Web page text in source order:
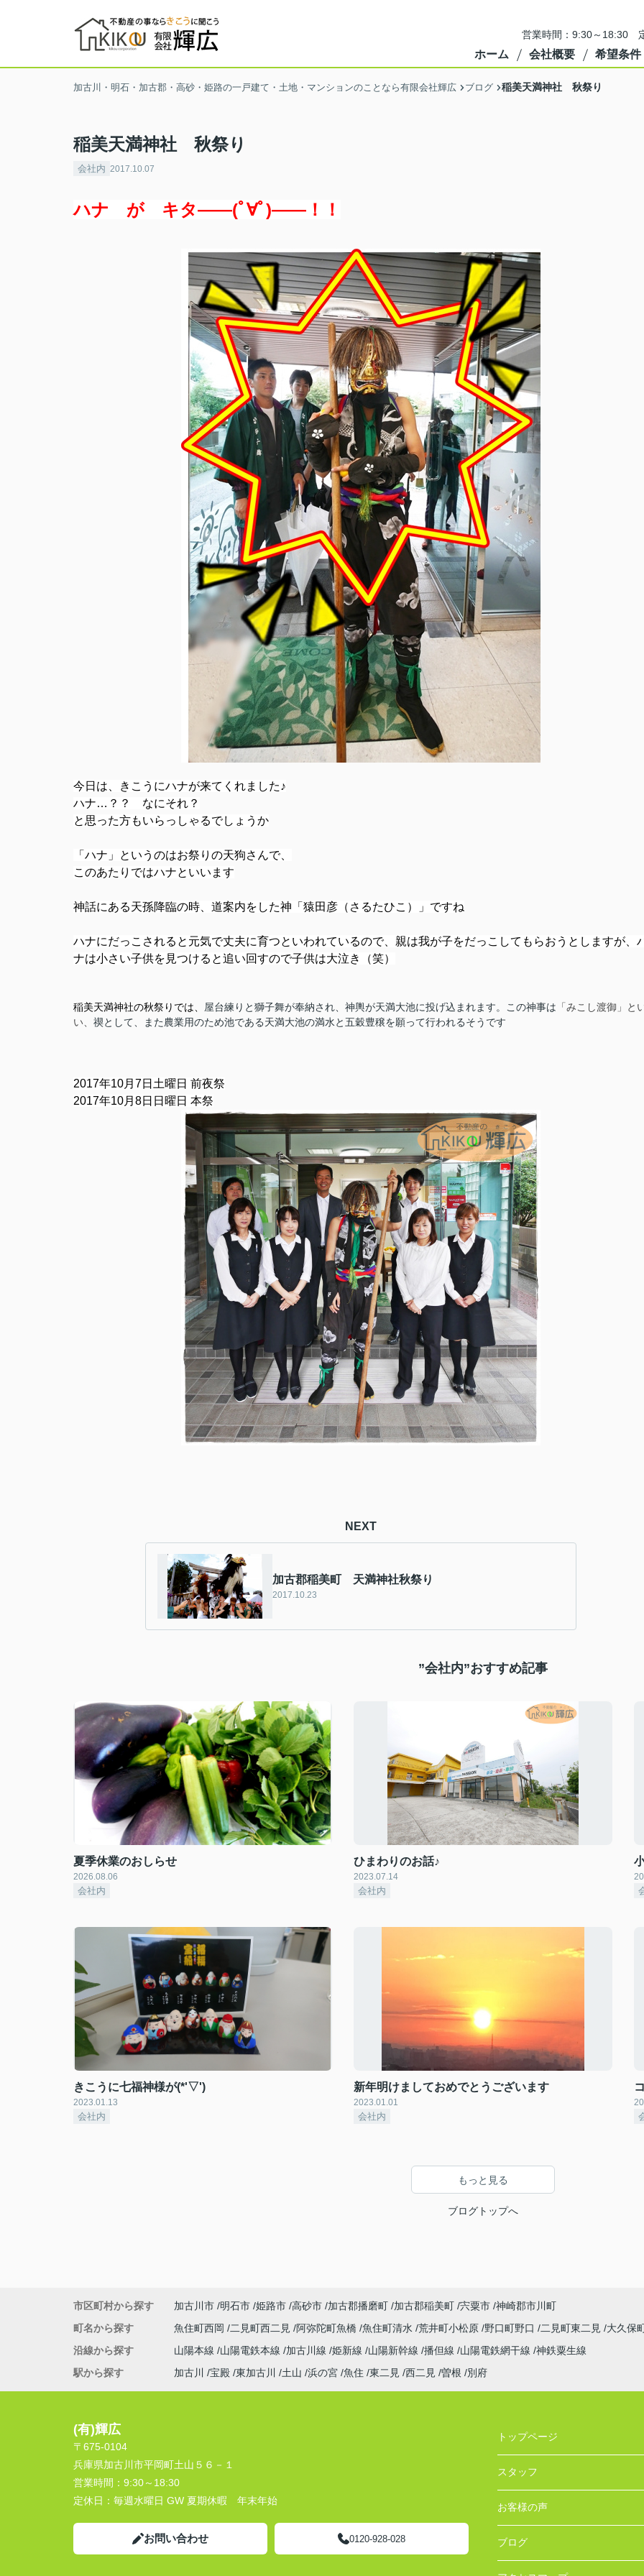
営業時間：9:30～18:30
ホーム 会社概要 希望条件
加古川・明石・加古郡・高砂・姫路の一戸建て・土地・マンションのことなら有限会社輝広 ブログ 稲美天満神社 秋祭り
稲美天満神社 秋祭り
会社内 2017.10.07
ハナ が キタ――(ﾟ∀ﾟ)――！！
今日は、きこうにハナが来てくれました♪
ハナ…？？ なにそれ？
と思った方もいらっしゃるでしょうか
「ハナ」というのはお祭りの天狗さんで、
このあたりではハナといいます
神話にある天孫降臨の時、道案内をした神「猿田彦 （さるたひこ）」ですね
ハナにだっこされると元気で丈夫に育つといわれているので、親は我が子をだっこしてもらおうとしますが、
ナは小さい子供を見つけると追い回すので子供は大泣き（笑）
稲美天満神社の秋祭りでは、 屋台練りと獅子舞が奉納され、神輿が天満大池に投げ込まれます。この神事は 「みこし渡御」と
い、 禊として、また農業用のため池である天満大池の満水と五穀豊穣を願って行われるそうです
2017年10月7日土曜日 前夜祭
2017年10月8日日曜日 本祭
NEXT
加古郡稲美町 天満神社秋祭り
2017.10.23
”会社内”おすすめ記事
夏季休業のおしらせ
2026.08.06
会社内
ひまわりのお話♪
2023.07.14
会社内
きこうに七福神様が(*'▽')
2023.01.13
会社内
新年明けましておめでとうございます
2023.01.01
会社内
もっと見る
ブログトップへ
市区町村から探す 加古川市 明石市 姫路市 高砂市 加古郡播磨町 加古郡稲美町 宍粟市 神崎郡市川町
町名から探す
魚住町西岡 二見町西二見 阿弥陀町魚橋 魚住町清水 荒井町小松原 野口町野口 二見町東二見
大久保
沿線から探す
山陽本線 山陽電鉄本線 加古川線 姫新線 山陽新幹線 播但線 山陽電鉄網干線 神鉄粟生線
駅から探す
加古川 宝殿 東加古川 土山 浜の宮 魚住 東二見 西二見 曽根 別府
(有)輝広
〒675-0104
兵庫県加古川市平岡町土山５６－１
営業時間： 9:30～18:30
定休日： 毎週水曜日 GW 夏期休暇 年末年始
お問い合わせ 0120-928-028
トップページ
スタッフ
お客様の声
ブログ